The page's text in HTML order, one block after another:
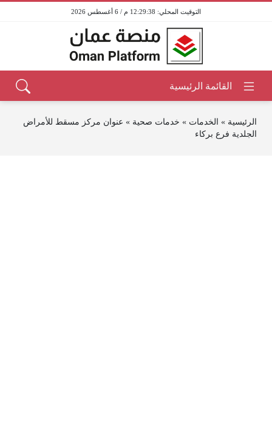
12:29:38 م / 6 أغسطس 2026
الرئيسية » الخدمات » خدمات صحية » عنوان مركز مسقط للأمراض
الجلدية فرع بركاء